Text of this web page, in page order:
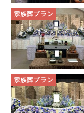
家族葬プラン
家族葬プラン